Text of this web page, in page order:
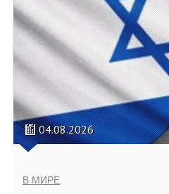
04.08.2026
В МИРЕ